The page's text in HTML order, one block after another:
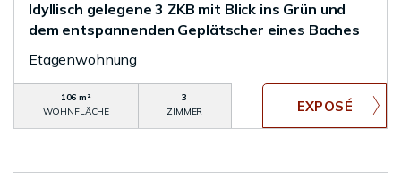
Idyllisch gelegene 3 ZKB mit Blick ins Grün und
dem entspannenden Geplätscher eines Baches
Etagenwohnung
106 m²
WOHNFLÄCHE
3
ZIMMER